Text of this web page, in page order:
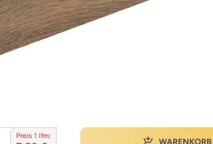
Preis 1 lfm:
WARENKORB